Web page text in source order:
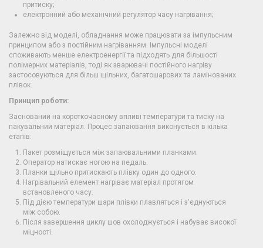
притиску;
електронний або механічний регулятор часу нагрівання;
Залежно від моделі, обладнання може працювати за імпульсним
принципом або з постійним нагріванням. Імпульсні моделі
споживають менше електроенергії та підходять для більшості
полімерних матеріалів, тоді як зварювачі постійного нагріву
застосовуються для більш щільних, багатошарових та ламінованих
плівок.
Принцип роботи:
Заснований на короткочасному впливі температури та тиску на
пакувальний матеріал. Процес запаювання виконується в кілька
етапів:
Пакет розміщується між запаювальними планками.
Оператор натискає ногою на педаль.
Планки щільно притискають плівку один до одного.
Нагрівальний елемент нагріває матеріал протягом
встановленого часу.
Під дією температури шари плівки плавляться і з'єднуються
між собою.
Після завершення циклу шов охолоджується і набуває високої
міцності.